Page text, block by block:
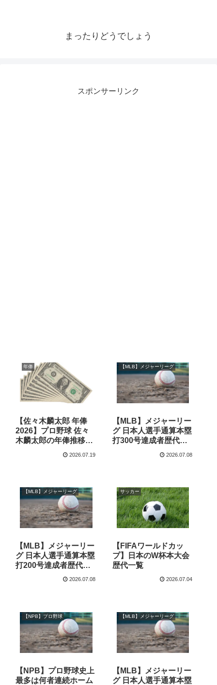
まったりどうでしょう
スポンサーリンク
年俸
【佐々木麟太郎 年俸
2026】プロ野球 佐々
木麟太郎の年俸推移
2026.07.19
【MLB】メジャーリーグ
【MLB】メジャーリー
グ 日本人選手通算本塁
打300号達成者歴代一
2026.07.08
【MLB】メジャーリーグ
【MLB】メジャーリー
グ 日本人選手通算本塁
打200号達成者歴代一
2026.07.08
サッカー
【FIFAワールドカッ
プ】日本のW杯本大会
歴代一覧
2026.07.04
【NPB】プロ野球
【NPB】プロ野球史上
最多は何者連続ホーム
【MLB】メジャーリーグ
【MLB】メジャーリー
グ 日本人選手通算本塁